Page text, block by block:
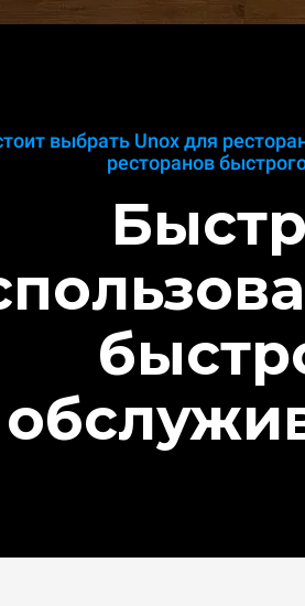
выбрать Unox для
ресторанов